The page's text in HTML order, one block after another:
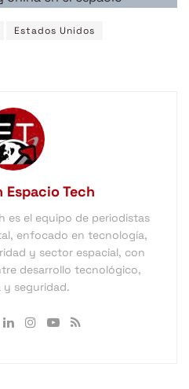
Estados Unidos
Espacio Tech
es el equipo de periodistas
enfocado en tecnología,
y sector espacial, con
desarrollo tecnológico,
y seguridad.